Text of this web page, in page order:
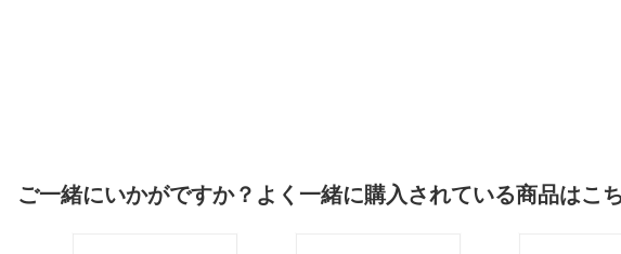
ご一緒にいかがですか？よく一緒に購入されている商品はこ